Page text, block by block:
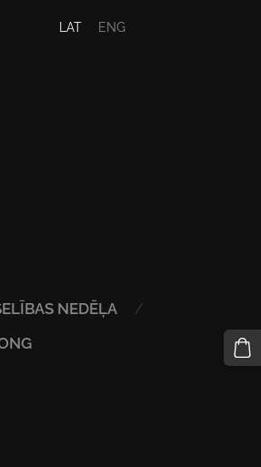
NEDĒĻA
LAT ENG